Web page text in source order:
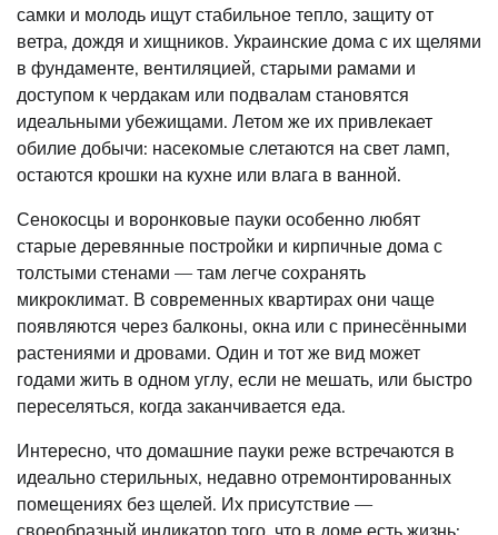
самки и молодь ищут стабильное тепло, защиту от
ветра, дождя и хищников. Украинские дома с их щелями
в фундаменте, вентиляцией, старыми рамами и
доступом к чердакам или подвалам становятся
идеальными убежищами. Летом же их привлекает
обилие добычи: насекомые слетаются на свет ламп,
остаются крошки на кухне или влага в ванной.
Сенокосцы и воронковые пауки особенно любят
старые деревянные постройки и кирпичные дома с
толстыми стенами — там легче сохранять
микроклимат. В современных квартирах они чаще
появляются через балконы, окна или с принесёнными
растениями и дровами. Один и тот же вид может
годами жить в одном углу, если не мешать, или быстро
переселяться, когда заканчивается еда.
Интересно, что домашние пауки реже встречаются в
идеально стерильных, недавно отремонтированных
помещениях без щелей. Их присутствие —
своеобразный индикатор того, что в доме есть жизнь: